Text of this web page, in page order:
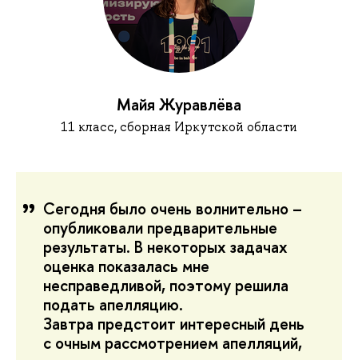
Майя Журавлёва
11 класс, сборная Иркутской области
Сегодня было очень волнительно –
опубликовали предварительные
результаты. В некоторых задачах
оценка показалась мне
несправедливой, поэтому решила
подать апелляцию.
Завтра предстоит интересный день
с очным рассмотрением апелляций,